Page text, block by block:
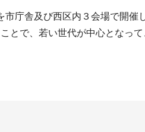
庁舎及び西区内３会場で開催
とで、若い世代が中心となっ